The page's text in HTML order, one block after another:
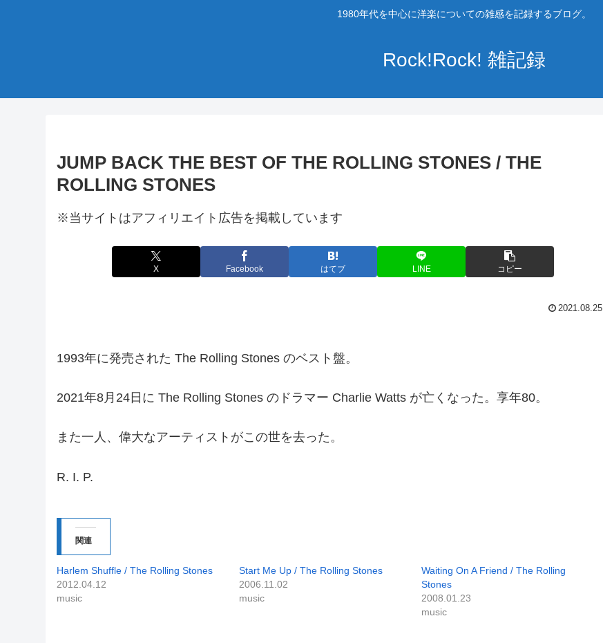
1980年代を中心に洋楽についての雑感を記録するブログ。
Rock!Rock! 雑記録
JUMP BACK THE BEST OF THE ROLLING STONES / THE
ROLLING STONES
※当サイトはアフィリエイト広告を掲載しています
X Facebook はてブ LINE コピー
2021.08.25
1993年に発売された The Rolling Stones のベスト盤。
2021年8月24日に The Rolling Stones のドラマー Charlie Watts が亡くなった。享年80。
また一人、偉大なアーティストがこの世を去った。
R. I. P.
関連
Harlem Shuffle / The Rolling Stones
2012.04.12
music
Start Me Up / The Rolling Stones
2006.11.02
music
Waiting On A Friend / The Rolling
Stones
2008.01.23
music